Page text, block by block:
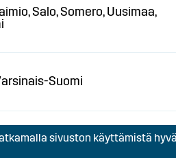
Salo, Somero, Uusimaa,
Suomi
Huittinen, Kankaanpää,
sivuston käyttämistä